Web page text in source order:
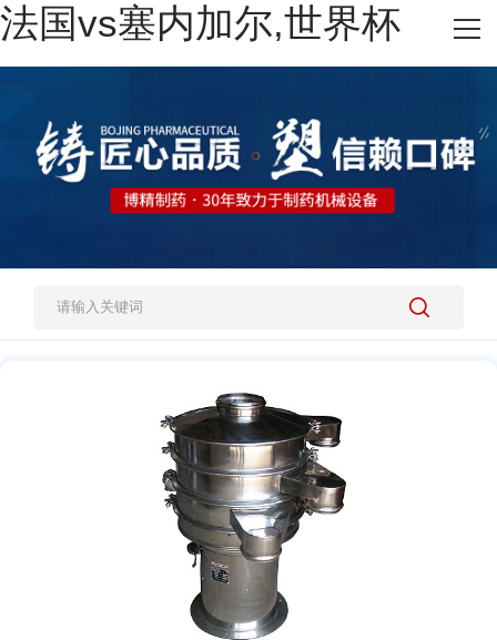
法国vs塞内加尔,世界杯
网站法国vs塞内加尔,世界杯
施工案例
人才招聘